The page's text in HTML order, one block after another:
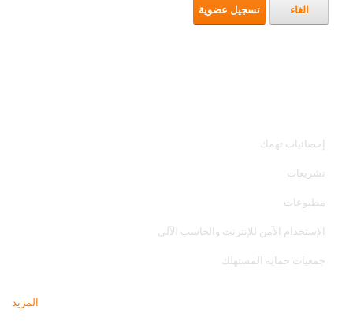
تسجيل عضوية الغاء
إحصائيات تهمك
تشريعات
مطبوعات
الإستخدام الآمن للإنترنت والحاسب الآلى
جمعيات حماية المستهلك
المزيد